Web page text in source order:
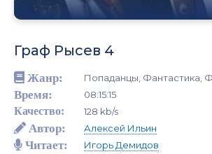
Граф Рысев 4
Жанр: Попаданцы, Фантастика,
Время:
08:15:15
Качество:
128 kb/s
Автор: Алексей Ильин
Читает: Игорь Демидов